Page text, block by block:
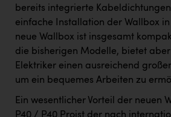
Wirtschaftskammer OÖ
ZULuft - Zukunft Luft Austria
Österreichisches
bereits integrierte
einfache Installation der Wallbox
neue Wallbox ist insgesamt
die bisherigen Modelle, bietet
Elektriker einen ausreichend
um ein bequemes Arbeiten zu
Ein wesentlicher Vorteil der neuen